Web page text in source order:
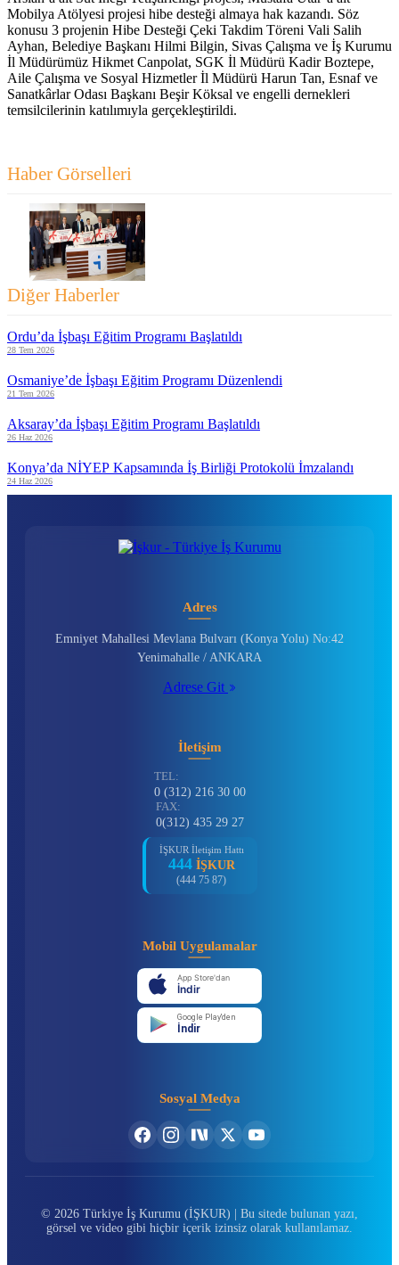
Mobilya Atölyesi projesi hibe desteği almaya hak kazandı. Söz
konusu 3 projenin Hibe Desteği Çeki Takdim Töreni Vali Salih
Ayhan, Belediye Başkanı Hilmi Bilgin, Sivas Çalışma ve İş Kurumu
İl Müdürümüz Hikmet Canpolat, SGK İl Müdürü Kadir Boztepe,
Aile Çalışma ve Sosyal Hizmetler İl Müdürü Harun Tan, Esnaf ve
Sanatkârlar Odası Başkanı Beşir Köksal ve engelli dernekleri
temsilcilerinin katılımıyla gerçekleştirildi.
Haber Görselleri
Diğer Haberler
Ordu’da İşbaşı Eğitim Programı Başlatıldı
28 Tem 2026
Osmaniye’de İşbaşı Eğitim Programı Düzenlendi
21 Tem 2026
Aksaray’da İşbaşı Eğitim Programı Başlatıldı
26 Haz 2026
Konya’da NİYEP Kapsamında İş Birliği Protokolü İmzalandı
24 Haz 2026
Adres
Emniyet Mahallesi Mevlana Bulvarı (Konya Yolu) No:42
Yenimahalle / ANKARA
Adrese Git
İletişim
TEL:
0 (312) 216 30 00
FAX:
0(312) 435 29 27
İŞKUR İletişim Hattı
444 İŞKUR
(444 75 87)
Mobil Uygulamalar
App Store'dan
İndir
Google Play'den
İndir
Sosyal Medya
© 2026 Türkiye İş Kurumu (İŞKUR) | Bu sitede bulunan yazı,
görsel ve video gibi hiçbir içerik izinsiz olarak kullanılamaz.